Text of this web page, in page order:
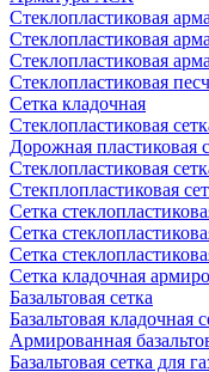
Cтеклопластиковая
Стеклопластиковая
Стеклопластиковая
Стеклопластиковая
Сетка кладочная
Стеклопластиковая
Дорожная пластиковая
Стеклопластиковая
Стекплопластиковая
Сетка
Сетка
Сетка
Сетка кладочная
Базальтовая сетка
Базальтовая кладочная
Армированная
Базальтовая сетка для